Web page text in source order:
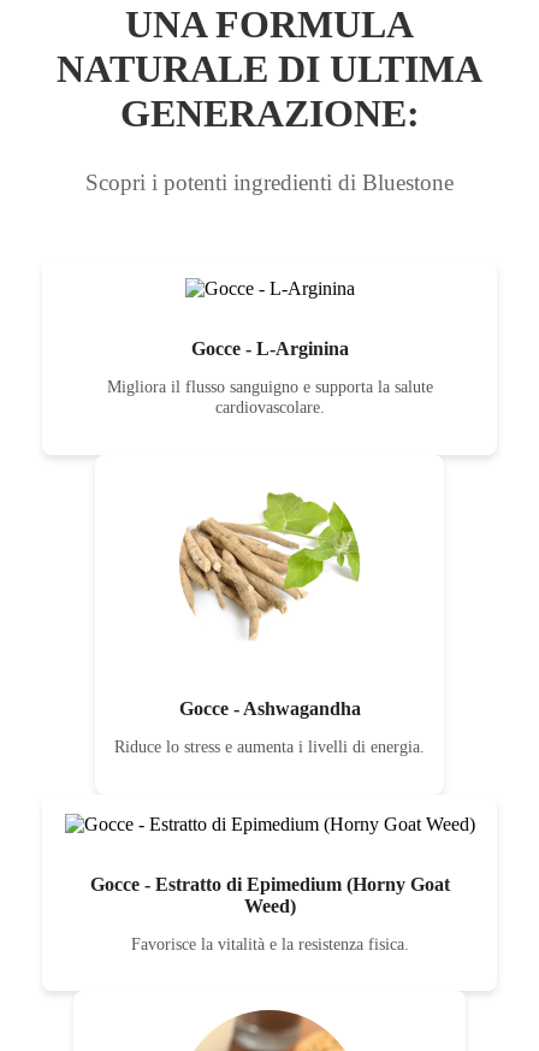
UNA FORMULA
NATURALE DI ULTIMA
GENERAZIONE:
Scopri i potenti ingredienti di Bluestone
Gocce - L-Arginina
Migliora il flusso sanguigno e supporta la salute
cardiovascolare.
Gocce - Ashwagandha
Riduce lo stress e aumenta i livelli di energia.
Gocce - Estratto di Epimedium (Horny Goat
Weed)
Favorisce la vitalità e la resistenza fisica.